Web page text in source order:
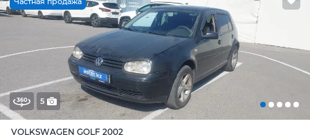
5
VOLKSWAGEN GOLF 2002